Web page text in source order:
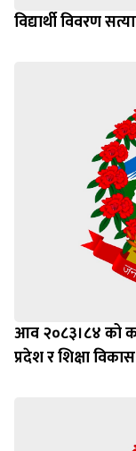
विद्यार्थी विवरण
आव २०८३।८४ को
प्रदेश र शिक्षा